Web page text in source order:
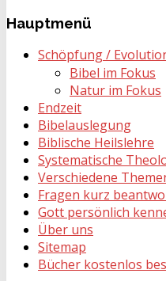
Hauptmenü
Schöpfung /
Bibel im Fokus
Natur im Fokus
Endzeit
Bibelauslegung
Biblische Heilslehre
Systematische
Verschiedene
Fragen kurz
Gott persönlich
Über uns
Sitemap
Bücher kostenlos